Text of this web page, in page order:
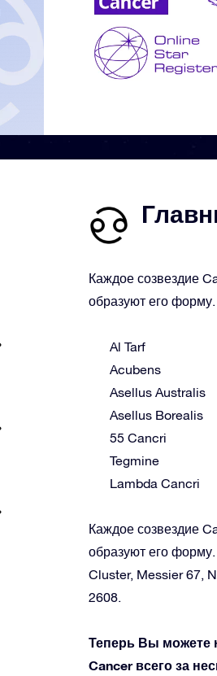
Каждое созвездие
образуют его
Al Tarf
Acubens
Asellus Australis
Asellus Borealis
55 Cancri
Tegmine
Lambda Cancri
Каждое созвездие
образуют его
Cluster, Messier 67,
2608.
Теперь Вы можете
Cancer всего за